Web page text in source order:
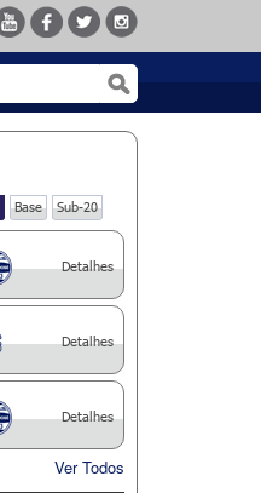
Base Sub-20
Detalhes
Detalhes
Detalhes
Ver Todos